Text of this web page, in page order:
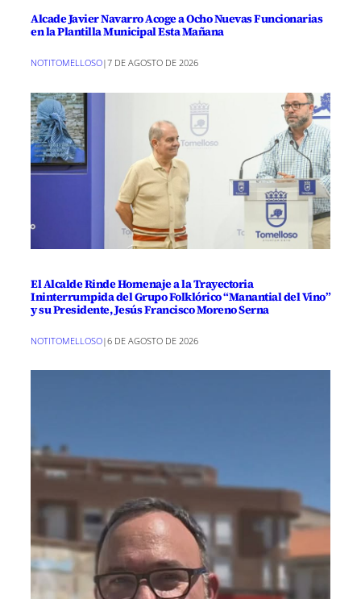
Alcade Javier Navarro Acoge a Ocho Nuevas Funcionarias
en la Plantilla Municipal Esta Mañana
NOTITOMELLOSO|7 DE AGOSTO DE 2026
El Alcalde Rinde Homenaje a la Trayectoria
Ininterrumpida del Grupo Folklórico “Manantial del Vino”
y su Presidente, Jesús Francisco Moreno Serna
NOTITOMELLOSO|6 DE AGOSTO DE 2026